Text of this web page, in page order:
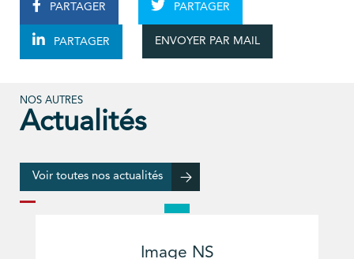
PARTAGER PARTAGER
PARTAGER ENVOYER PAR MAIL
NOS AUTRES
Actualités
Voir toutes nos actualités
Image NS